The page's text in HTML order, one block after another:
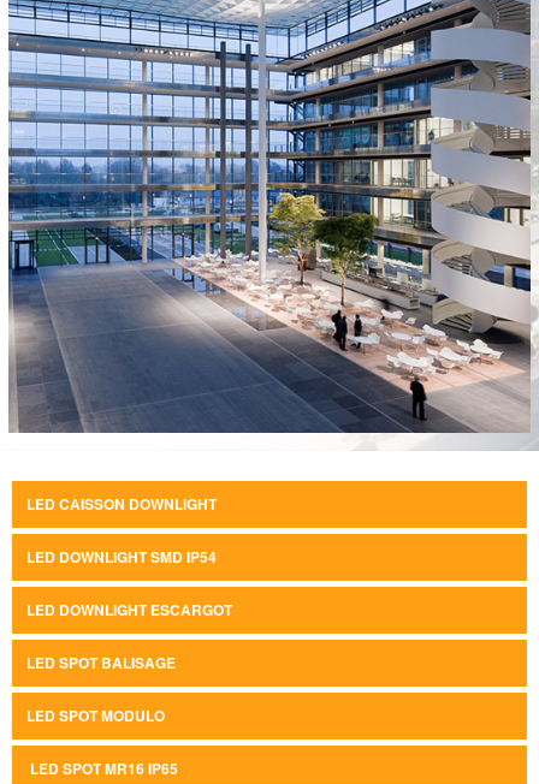
LED CAISSON DOWNLIGHT
LED DOWNLIGHT SMD IP54
LED DOWNLIGHT ESCARGOT
LED SPOT BALISAGE
LED SPOT MODULO
LED SPOT MR16 IP65